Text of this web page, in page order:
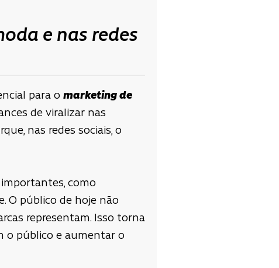
e nas redes
para o marketing de
de viralizar nas
nas redes sociais, o
como
O público de hoje não
representam. Isso torna
o público e aumentar o